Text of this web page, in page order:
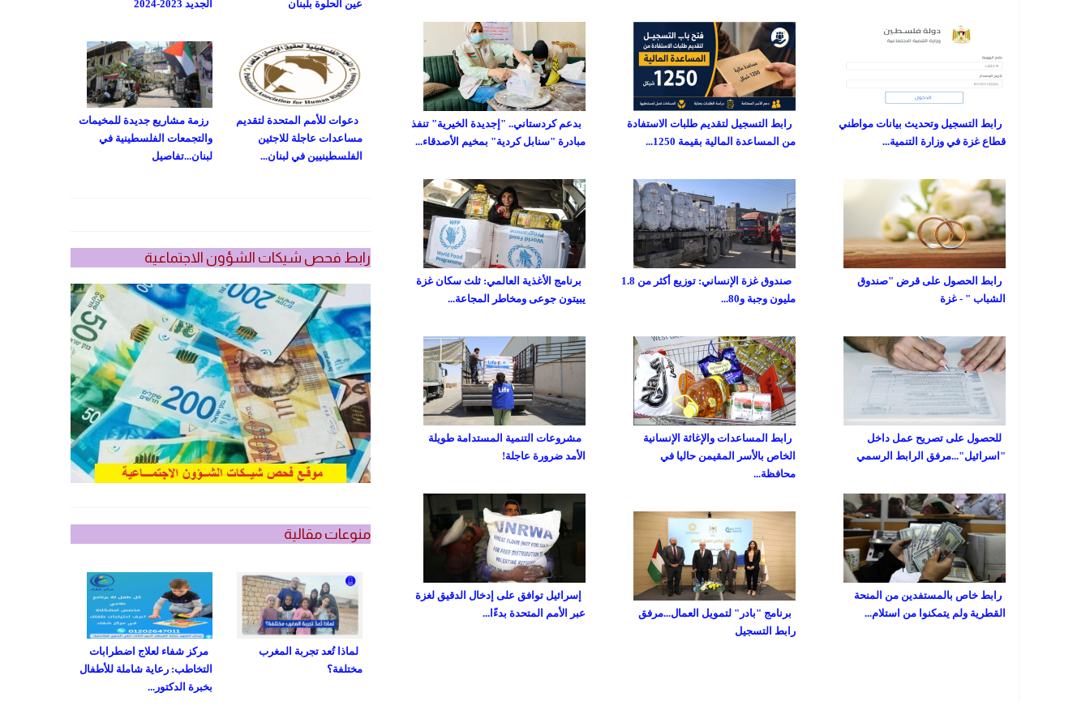
رابط التسجيل وتحديث بيانات مواطني
قطاع غزة في وزارة التنمية...
رابط الحصول على قرض "صندوق
الشباب " - غزة
للحصول على تصريح عمل داخل
"اسرائيل"...مرفق الرابط الرسمي
رابط خاص بالمستفدين من المنحة
القطرية ولم يتمكنوا من استلام...
رابط التسجيل لتقديم طلبات الاستفادة
من المساعدة المالية بقيمة 1250...
صندوق غزة الإنساني: توزيع أكثر من 1.8
مليون وجبة و80...
رابط المساعدات والإغاثة الإنسانية
الخاص بالأسر المقيمن حاليا في
محافظة...
برنامج "بادر" لتمويل العمال...مرفق
رابط التسجيل
بدعم كردستاني.. "إجديدة الخيرية" تنفذ
مبادرة "سنابل كردية" بمخيم الأصدقاء...
برنامج الأغذية العالمي: ثلث سكان غزة
يبيتون جوعى ومخاطر المجاعة...
مشروعات التنمية المستدامة طويلة
الأمد ضرورة عاجلة!
إسرائيل توافق على إدخال الدقيق لغزة
عبر الأمم المتحدة بدءًا...
الجديد 2023-2024
عين الحلوة بلبنان
رزمة مشاريع جديدة للمخيمات
والتجمعات الفلسطينية في
لبنان...تفاصيل
دعوات للأمم المتحدة لتقديم
مساعدات عاجلة للاجئين
الفلسطينيين في لبنان...
رابط فحص شيكات الشؤون الاجتماعية
منوعات مقالية
مركز شفاء لعلاج اضطرابات
التخاطب: رعاية شاملة للأطفال
بخبرة الدكتور...
لماذا تُعد تجربة المغرب
مختلفة؟